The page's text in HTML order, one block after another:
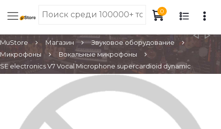
0
MuStore Магазин
Звуковое оборудование
Микрофоны
Вокальные микрофоны
SE electronics V7 Vocal Microphone supercardioid dynamic